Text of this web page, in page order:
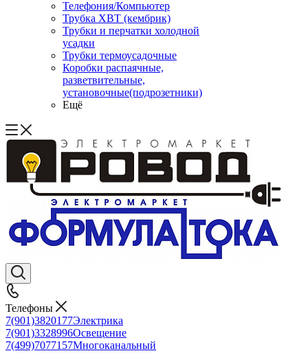
Телефония/Компьютер
Трубка ХВТ (кембрик)
Трубки и перчатки холодной
усадки
Трубки термоусадочные
Коробки распаячные,
разветвительные,
установочные(подрозетники)
Ещё
Телефоны
7(901)3820177Электрика
7(901)3328996Освещение
7(499)7077157Многоканальный